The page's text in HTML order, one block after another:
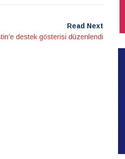
Read Next
destek gösterisi düzenlendi